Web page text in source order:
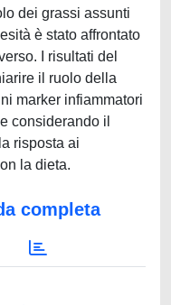
dei grassi assunti
è stato affrontato
I risultati del
il ruolo della
marker infiammatori
considerando il
risposta ai
la dieta.
completa